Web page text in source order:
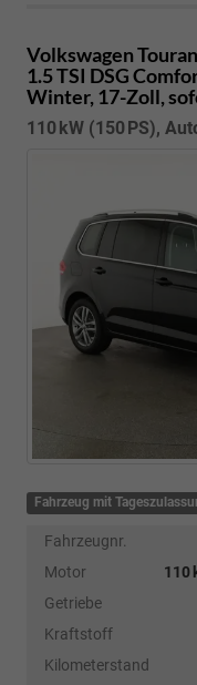
Volkswagen Touran
1.5 TSI DSG
Winter, 17-Zoll,
110 kW (150 PS),
Fahrzeug mit
Fahrzeugnr.
Motor
110
Getriebe
Kraftstoff
Kilometerstand